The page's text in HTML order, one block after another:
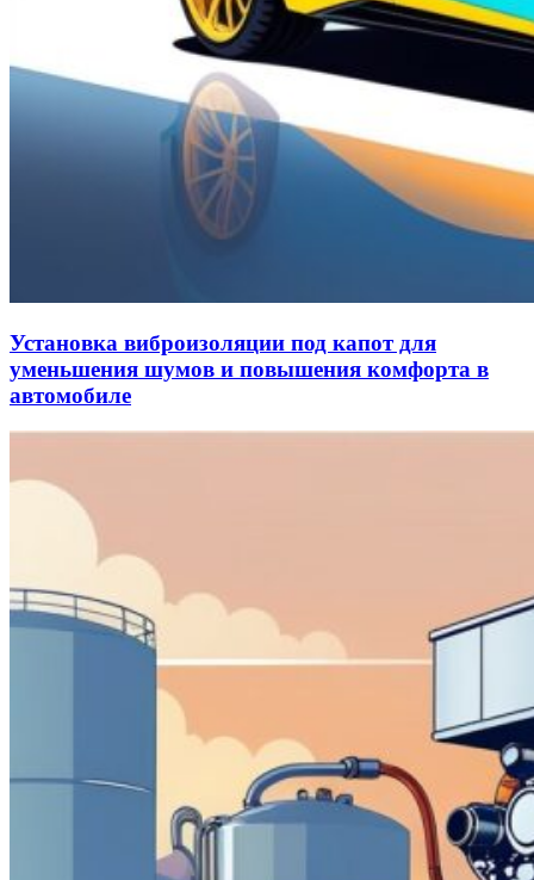
Установка виброизоляции под капот для
уменьшения шумов и повышения комфорта в
автомобиле